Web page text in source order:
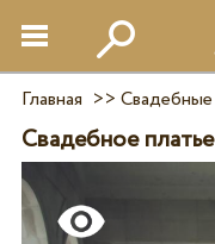
Главная >> Свадебные
Свадебное